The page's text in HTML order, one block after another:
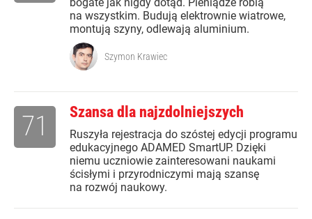
na wszystkim. Budują elektrownie wiatrowe,
montują szyny, odlewają aluminium.
Szymon Krawiec
Szansa dla najzdolniejszych
Ruszyła rejestracja do szóstej edycji programu
edukacyjnego ADAMED SmartUP. Dzięki
niemu uczniowie zainteresowani naukami
ścisłymi i przyrodniczymi mają szansę
na rozwój naukowy.
71